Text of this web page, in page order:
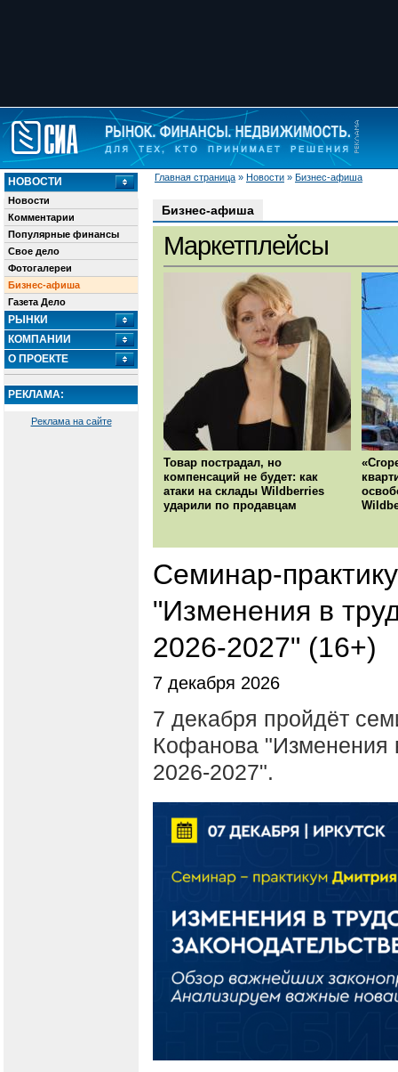
Главная страница » Новости » Бизнес-афиша
НОВОСТИ
Новости
Комментарии
Популярные финансы
Свое дело
Фотогалереи
Бизнес-афиша
Газета Дело
РЫНКИ
КОМПАНИИ
О ПРОЕКТЕ
РЕКЛАМА:
Реклама на сайте
Бизнес-афиша
Маркетплейсы
Товар пострадал, но
компенсаций не будет: как
атаки на склады Wildberries
ударили по продавцам
Семинар-
"Изменения в
2026-2027" (16+)
7 декабря 2026
7 декабря пройдёт
Кофанова "Изменения
2026-2027".